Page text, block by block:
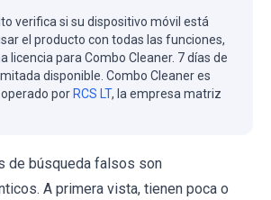
verifica si su dispositivo móvil está
el producto con todas las funciones,
licencia para Combo Cleaner. 7 días de
disponible. Combo Cleaner es
por RCS LT, la empresa matriz
de búsqueda falsos son
A primera vista, tienen poca o